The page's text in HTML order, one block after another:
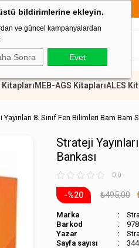
bildirimlerine ekleyin.
ve güncel kampanyalardan
Sonra Evet
899 TL Üzeri
KitaplarıMEB-AGS KitaplarıALES
Yayınları 8. Sınıf Fen Bilimleri Bam Bam
Strateji
Bankası
0.0
20 ₺495,00
Marka
Barkod
Sayfa sayısı
344